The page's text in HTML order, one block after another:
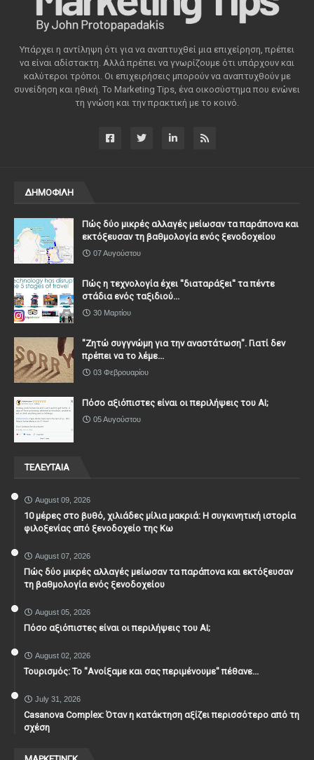
Υπάρχει η αντίληψη ότι για να αναπτυχθεί μια επιχείρηση, πρέπει
να είναι αδίστακτη. Αλλά πρέπει να γνωρίζουμε ότι υπάρχουν και
καλύτεροι τρόποι. Οι επιχειρήσεις μπορούν να αναπτυχθούν με
συνείδηση ​​και ηθική. Το Marketing Tips, ένα οικοσύστημα που ενώνει
τη γνώση και την πρακτική με το κοινό.
ΔΗΜΟΦΙΛΗ
Πώς δύο μικρές αλλαγές μείωσαν τα παράπονα και
εκτόξευσαν τη βαθμολογία ενός ξενοδοχείου
07 Αυγούστου
Πώς η τεχνολογία έχει ''διαταράξει'' τα πέντε
στάδια ενός ταξιδιού...
30 Μαρτίου
"Ζητώ συγγνώμη για την αναστάτωση". Γιατί δεν
πρέπει να το λέμε...
03 Φεβρουαρίου
Πόσο αξιόπιστες είναι οι περιλήψεις του ΑΙ;
05 Αυγούστου
ΤΕΛΕΥΤΑΙΑ
August 09, 2026
10 μέρες στο βυθό, χιλιάδες μίλια μακριά: Η συγκινητική ιστορία
φιλοξενίας από ξενοδοχείο της Κω
August 07, 2026
Πώς δύο μικρές αλλαγές μείωσαν τα παράπονα και εκτόξευσαν
τη βαθμολογία ενός ξενοδοχείου
August 05, 2026
Πόσο αξιόπιστες είναι οι περιλήψεις του ΑΙ;
August 02, 2026
Τουρισμός: Το "Ανοίξαμε και σας περιμένουμε" πέθανε...
July 31, 2026
Casanova Complex: Όταν η κατάκτηση αξίζει περισσότερο από τη
σχέση